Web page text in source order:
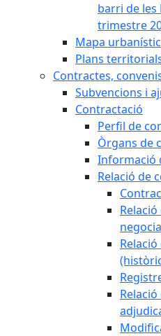
barri de
trimestre
Mapa
Plans
Contractes,
Subvencions i
Contractació
Perfil de
Òrgans de
Informació
Relació de